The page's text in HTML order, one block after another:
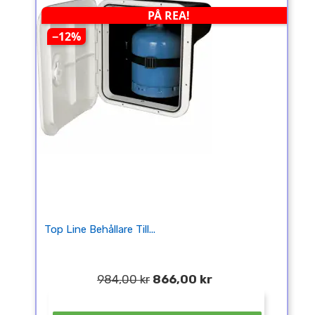
PÅ REA!
−12%
Top Line Behållare Till...
984,00 kr 866,00 kr